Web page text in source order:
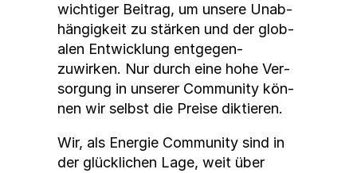
wichtiger Beitrag, um unsere Unab­
hängigkeit zu stärken und der glob­
alen Entwick­lung ent­ge­gen­
zuwirken. Nur durch eine hohe Ver­
sorgung in unser­er Com­mu­ni­ty kön­
nen wir selb­st die Preise dik­tieren.
Wir, als Energie Com­mu­ni­ty sind in
der glück­lichen Lage, weit über